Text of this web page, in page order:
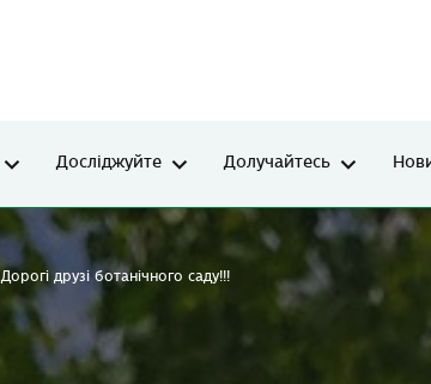
Досліджуйте Долучайтесь
Дорогі друзі ботанічного саду!!!